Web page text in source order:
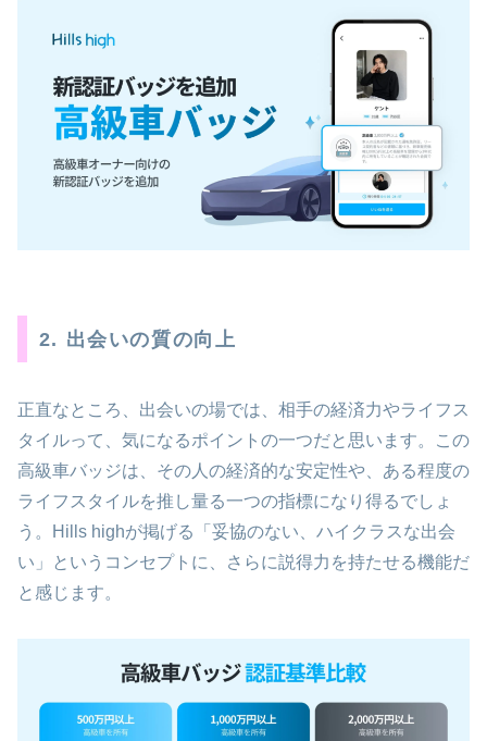
2. 出会いの質の向上
正直なところ、出会いの場では、相手の経済力やライフス
タイルって、気になるポイントの一つだと思います。この
高級車バッジは、その人の経済的な安定性や、ある程度の
ライフスタイルを推し量る一つの指標になり得るでしょ
う。Hills highが掲げる「妥協のない、ハイクラスな出会
い」というコンセプトに、さらに説得力を持たせる機能だ
と感じます。